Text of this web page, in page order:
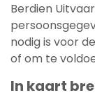
Berdien
nodig is voor
of om te
In kaart